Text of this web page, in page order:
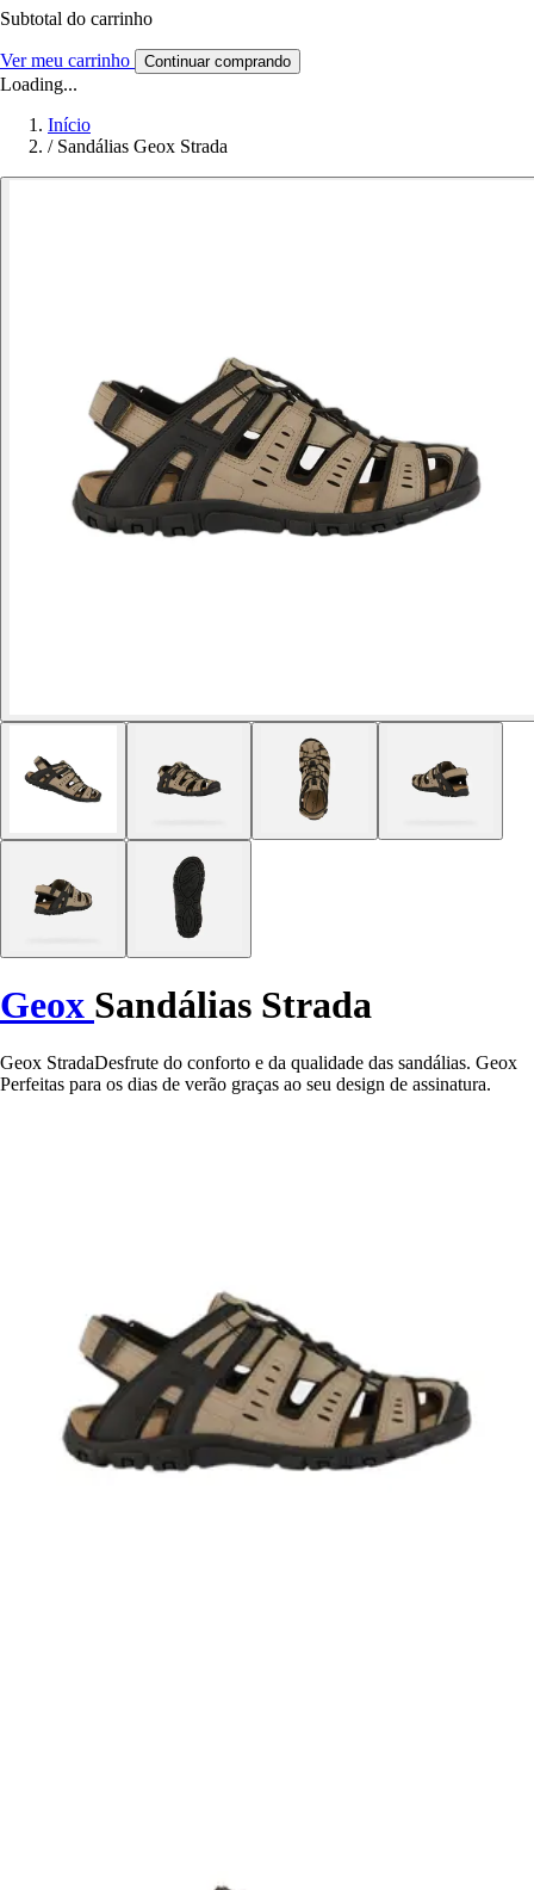
Subtotal do carrinho
Ver meu carrinho Continuar comprando
Loading...
Início
/ Sandálias Geox Strada
Geox Sandálias Strada
Geox StradaDesfrute do conforto e da qualidade das sandálias. Geox
Perfeitas para os dias de verão graças ao seu design de assinatura.